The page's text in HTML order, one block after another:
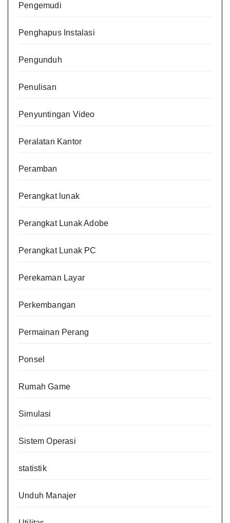
Pengemudi
Penghapus Instalasi
Pengunduh
Penulisan
Penyuntingan Video
Peralatan Kantor
Peramban
Perangkat lunak
Perangkat Lunak Adobe
Perangkat Lunak PC
Perekaman Layar
Perkembangan
Permainan Perang
Ponsel
Rumah Game
Simulasi
Sistem Operasi
statistik
Unduh Manajer